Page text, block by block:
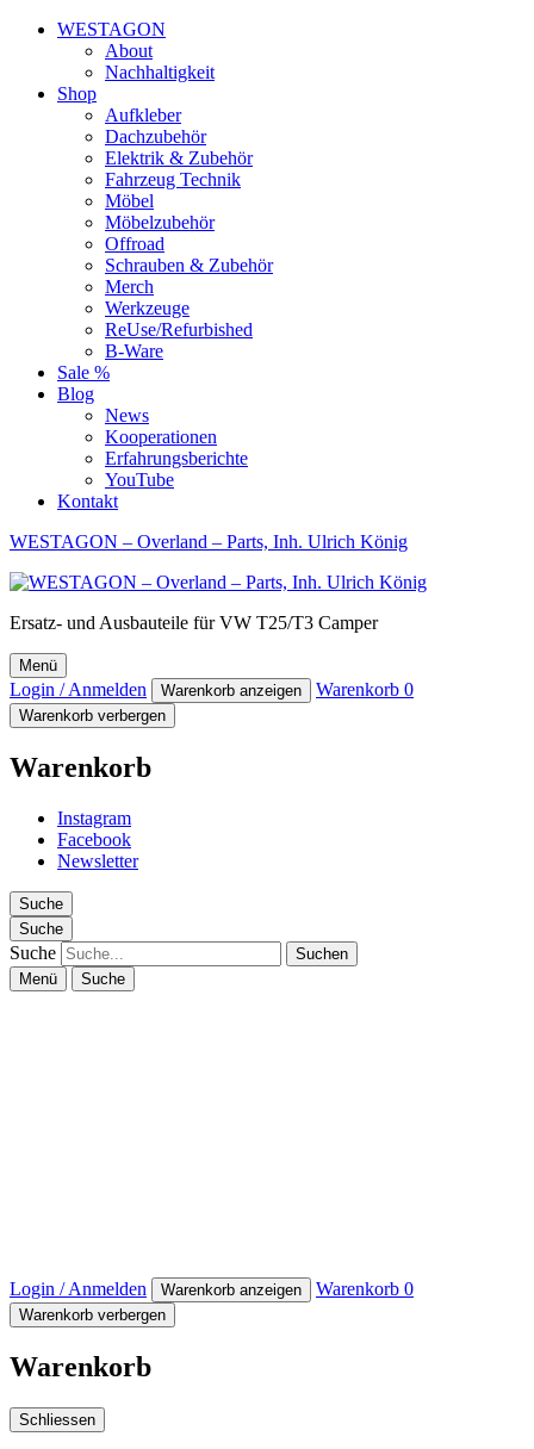
WESTAGON
About
Nachhaltigkeit
Shop
Aufkleber
Dachzubehör
Elektrik & Zubehör
Fahrzeug Technik
Möbel
Möbelzubehör
Offroad
Schrauben & Zubehör
Merch
Werkzeuge
ReUse/Refurbished
B-Ware
Sale %
Blog
News
Kooperationen
Erfahrungsberichte
YouTube
Kontakt
WESTAGON – Overland – Parts, Inh. Ulrich König
Ersatz- und Ausbauteile für VW T25/T3 Camper
Menü
Login / Anmelden Warenkorb anzeigen Warenkorb 0
Warenkorb verbergen
Warenkorb
Instagram
Facebook
Newsletter
Suche
Suche
Suche
Menü Suche
Login / Anmelden Warenkorb anzeigen Warenkorb 0
Warenkorb verbergen
Warenkorb
Schliessen